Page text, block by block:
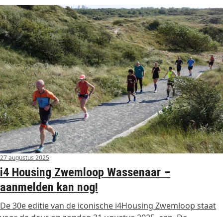
27 augustus 2025
i4 Housing Zwemloop Wassenaar –
aanmelden kan nog!
De 30e editie van de iconische i4Housing Zwemloop staat